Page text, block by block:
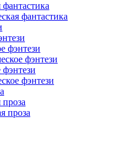
фантастика
фэнтези
фэнтези
фэнтези
фэнтези
проза